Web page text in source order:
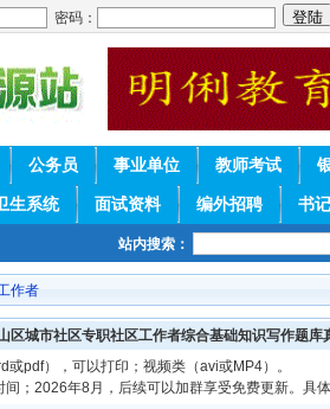
密码：
公务员 事业单位 教师考试
生系统 面试资料 编外招聘 书
站内搜索：
作者
区城市社区专职社区工作者综合基础知识写作题库
或pdf），可以打印；视频类（avi或MP4）。
间；2026年8月，后续可以加群享受免费更新。具